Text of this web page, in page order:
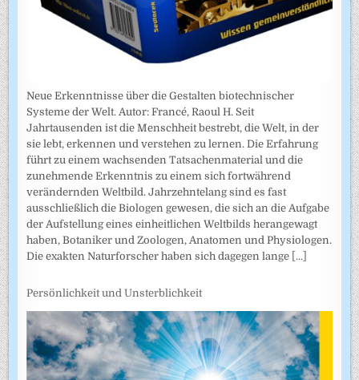
Neue Erkenntnisse über die Gestalten biotechnischer
Systeme der Welt. Autor: Francé, Raoul H. Seit
Jahrtausenden ist die Menschheit bestrebt, die Welt, in der
sie lebt, erkennen und verstehen zu lernen. Die Erfahrung
führt zu einem wachsenden Tatsachenmaterial und die
zunehmende Erkenntnis zu einem sich fortwährend
verändernden Weltbild. Jahrzehntelang sind es fast
ausschließlich die Biologen gewesen, die sich an die Aufgabe
der Aufstellung eines einheitlichen Weltbilds herangewagt
haben, Botaniker und Zoologen, Anatomen und Physiologen.
Die exakten Naturforscher haben sich dagegen lange [...]
Persönlichkeit und Unsterblichkeit